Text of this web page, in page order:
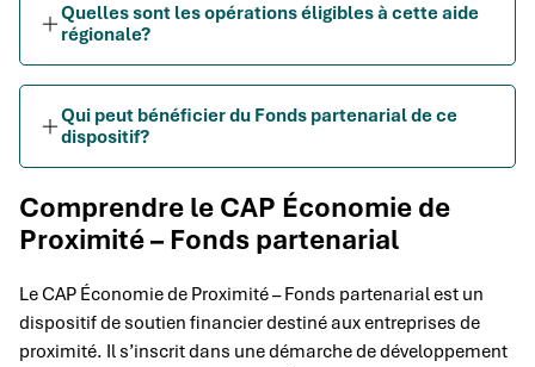
Quelles sont les opérations éligibles à cette aide
régionale?
Qui peut bénéficier du Fonds partenarial de ce
dispositif?
Comprendre le CAP Économie de
Proximité – Fonds partenarial
Le CAP Économie de Proximité – Fonds partenarial est un
dispositif de soutien financier destiné aux entreprises de
proximité. Il s’inscrit dans une démarche de développement